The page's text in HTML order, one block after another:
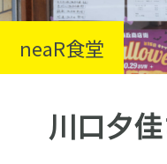
neaR食堂
川口夕